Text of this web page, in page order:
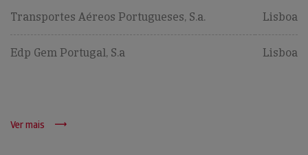
Transportes Aéreos Portugueses, S.a. Lisboa
Edp Gem Portugal, S.a Lisboa
Ver mais